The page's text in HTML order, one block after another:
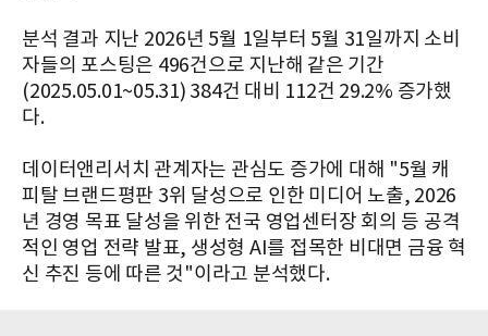
분석 결과 지난 2026년 5월 1일부터 5월 31일까지 소비
자들의 포스팅은 496건으로 지난해 같은 기간
(2025.05.01~05.31) 384건 대비 112건 29.2% 증가했
다.
데이터앤리서치 관계자는 관심도 증가에 대해 "5월 캐
피탈 브랜드평판 3위 달성으로 인한 미디어 노출, 2026
년 경영 목표 달성을 위한 전국 영업센터장 회의 등 공격
적인 영업 전략 발표, 생성형 AI를 접목한 비대면 금융 혁
신 추진 등에 따른 것"이라고 분석했다.